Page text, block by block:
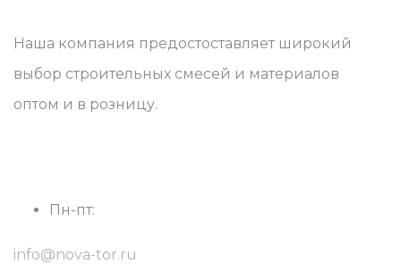
Наша компания предостоставляет широкий
выбор строительных смесей и материалов
оптом и в розницу.
Пн-пт:
info@nova-tor.ru